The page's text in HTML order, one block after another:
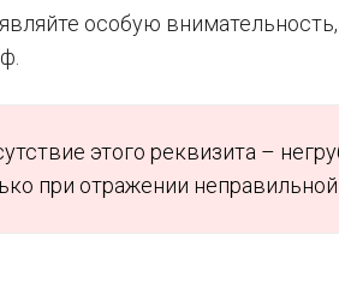
особую
этого реквизита –
при отражении